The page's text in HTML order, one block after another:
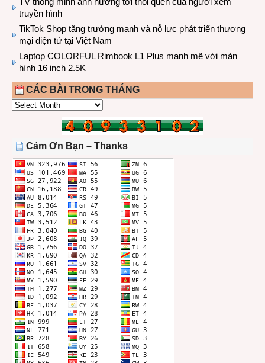
truyền hình
TikTok Shop tăng trưởng mạnh và nỗ lực phát triển thương
mại điện tử tại Việt Nam
Laptop COLORFUL Rimbook L1 Plus mạnh mẽ với màn
hình 16 inch 2.5K
CÁC BÀI TRONG THÁNG
CÁC
THÁNG
Cảm Ơn Bạn – Thanks